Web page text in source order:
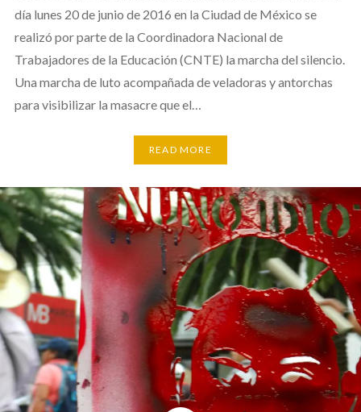
día lunes 20 de junio de 2016 en la Ciudad de México se
realizó por parte de la Coordinadora Nacional de
Trabajadores de la Educación (CNTE) la marcha del silencio.
Una marcha de luto acompañada de veladoras y antorchas
para visibilizar la masacre que el…
READ MORE